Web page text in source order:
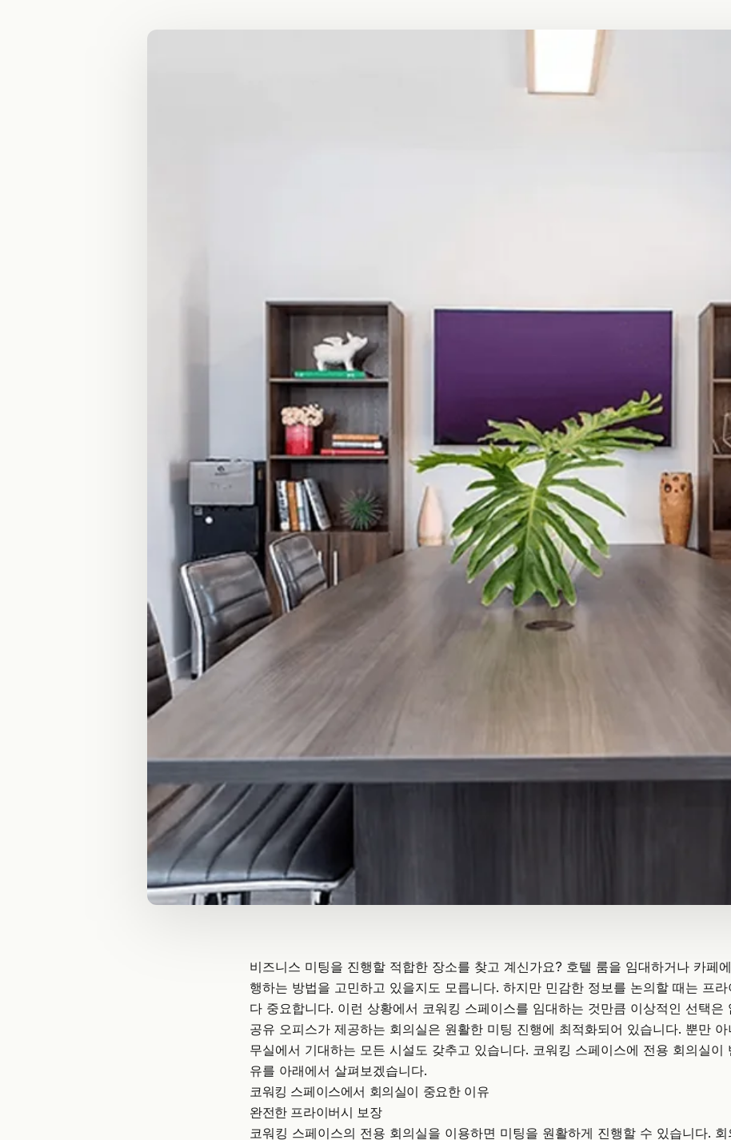
비즈니스 미팅을 진행할 적합한 장소를 찾고 계신가요? 호텔 룸을 임대하거나 카페
행하는 방법을 고민하고 있을지도 모릅니다. 하지만 민감한 정보를 논의할 때는 프라
다 중요합니다. 이런 상황에서 코워킹 스페이스를 임대하는 것만큼 이상적인 선택은
공유 오피스가 제공하는 회의실은 원활한 미팅 진행에 최적화되어 있습니다. 뿐만
무실에서 기대하는 모든 시설도 갖추고 있습니다. 코워킹 스페이스에 전용 회의실이
유를 아래에서 살펴보겠습니다.
코워킹 스페이스에서 회의실이 중요한 이유
완전한 프라이버시 보장
코워킹 스페이스의 전용 회의실을 이용하면 미팅을 원활하게 진행할 수 있습니다.